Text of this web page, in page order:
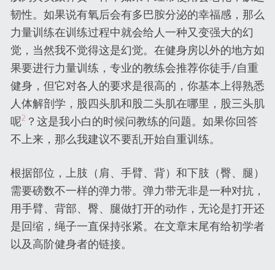
韧性。如果说有氧后会有多巴胺分泌的幸福感，那么
力量训练在训练过程中就会给人一种又变强大的幻
觉，当然我不觉得这是幻觉。在健身房以外的地方如
果要进行力量训练，专业的教练会推荐你徒手/自重
健身，但它对各人的要求是很高的，你基本上得熟悉
人体解剖学，股四头肌和股二头肌在哪里，股三头肌
呢2 ？这是我小白的时候问教练的问题。如果你回答
不上来，那么我建议不要乱开始自重训练。
根据部位，上肢（肩、手臂、背）和下肢（臀、腿）
需要磅数不一样的弹力带。弹力带无非是一种对抗，
用手臂、背部、臀、腿做打开的动作，无论是打开还
是回缩，绳子一直保持张紧。在文章末尾有给初学者
以及高阶健身者的链接。